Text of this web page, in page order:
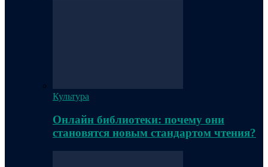
Культура
Онлайн библиотеки: почему они
становятся новым стандартом чтения?